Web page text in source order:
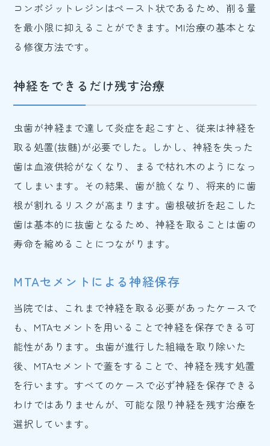
コンポジットレジンはペースト状であるため、削る量
を最小限に抑えることができます。MI治療の基本とな
る修復方法です。
神経をできるだけ残す治療
虫歯が神経まで達して炎症を起こすと、従来は神経を
取る処置(抜髄)が必要でした。しかし、神経を失った
歯は血液供給がなくなり、まるで枯れ木のようになっ
てしまいます。その結果、歯が脆くなり、将来的に歯
根が割れるリスクが高まります。歯根破折を起こした
歯は基本的に抜歯となるため、神経を取ることは歯の
寿命を縮めることにつながります。
MTAセメントによる神経保存
当院では、これまで神経を取る必要があったケースで
も、MTAセメントを用いることで神経を保存できる可
能性があります。虫歯が進行した組織を取り除いた
後、MTAセメントで蓋をすることで、神経を残す処置
を行います。すべてのケースで必ず神経を保存できる
わけではありませんが、可能な限り神経を残す治療を
選択しています。